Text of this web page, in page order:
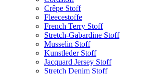
Crêpe Stoff
Fleecestoffe
French Terry Stoff
Stretch-Gabardine Stoff
Musselin Stoff
Kunstleder Stoff
Jacquard Jersey Stoff
Stretch Denim Stoff